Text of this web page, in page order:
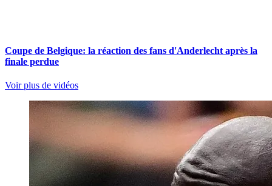
Coupe de Belgique: la réaction des fans d'Anderlecht après la
finale perdue
Voir plus de vidéos